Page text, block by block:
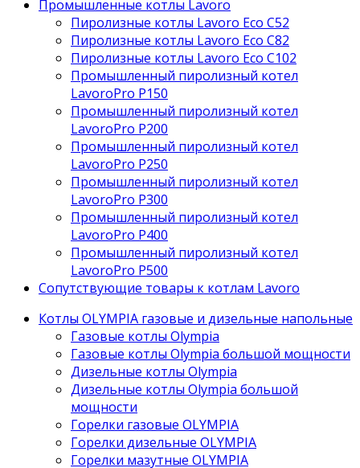
Промышленные котлы Lavoro
Пиролизные котлы Lavoro Eco С52
Пиролизные котлы Lavoro Eco С82
Пиролизные котлы Lavoro Eco С102
Промышленный пиролизный котел
LavoroPro P150
Промышленный пиролизный котел
LavoroPro P200
Промышленный пиролизный котел
LavoroPro P250
Промышленный пиролизный котел
LavoroPro P300
Промышленный пиролизный котел
LavoroPro P400
Промышленный пиролизный котел
LavoroPro P500
Сопутствующие товары к котлам Lavoro
Котлы OLYMPIA газовые и дизельные напольные
Газовые котлы Olympia
Газовые котлы Olympia большой мощности
Дизельные котлы Olympia
Дизельные котлы Olympia большой
мощности
Горелки газовые OLYMPIA
Горелки дизельные OLYMPIA
Горелки мазутные OLYMPIA